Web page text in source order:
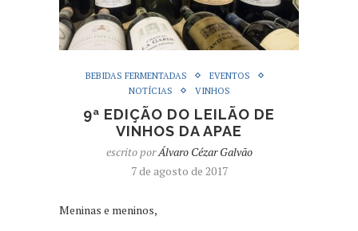
BEBIDAS FERMENTADAS
EVENTOS
NOTÍCIAS
VINHOS
9ª EDIÇÃO DO LEILÃO DE
VINHOS DA APAE
escrito porÁlvaro Cézar Galvão
7 de agosto de 2017
Meninas e meninos,